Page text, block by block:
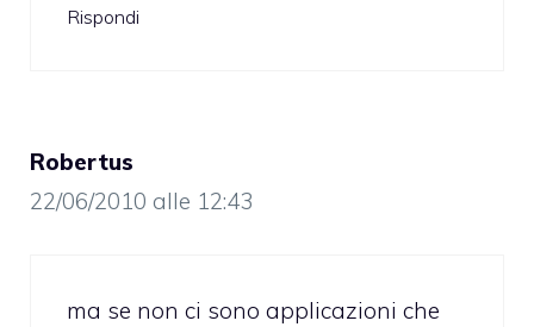
Rispondi
Robertus
22/06/2010 alle 12:43
ma se non ci sono applicazioni che